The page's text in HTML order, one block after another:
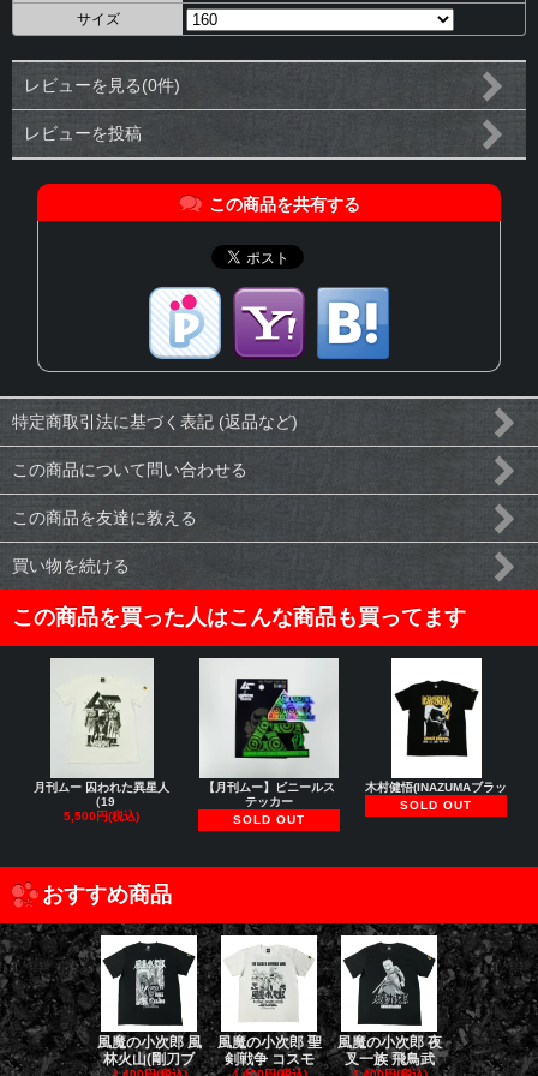
サイズ
レビューを見る(0件)
レビューを投稿
この商品を共有する
特定商取引法に基づく表記 (返品など)
この商品について問い合わせる
この商品を友達に教える
買い物を続ける
この商品を買った人はこんな商品も買ってます
月刊ムー 囚われた異星人
（19
5,500円(税込)
【月刊ムー】ビニールス
テッカー
SOLD OUT
木村健悟(INAZUMAブラッ
SOLD OUT
おすすめ商品
風魔の小次郎 風
林火山(剛刀ブ
風魔の小次郎 聖
剣戦争 コスモ
風魔の小次郎 夜
叉一族 飛鳥武
風魔の小次
魔一族 竜